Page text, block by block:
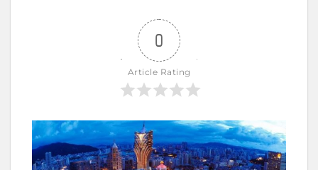
0
Article Rating